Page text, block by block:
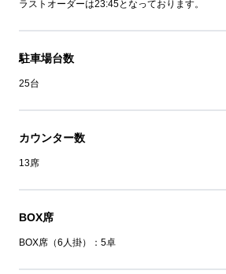
ラストオーダーは23:45となっております。
駐車場台数
25台
カウンター数
13席
BOX席
BOX席（6人掛）：5卓